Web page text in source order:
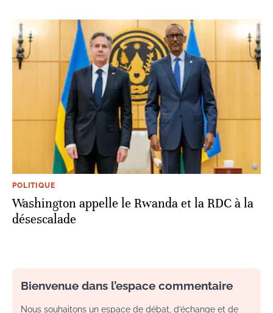
POLITIQUE
Washington appelle le Rwanda et la RDC à la
désescalade
Bienvenue dans l’espace commentaire
Nous souhaitons un espace de débat, d’échange et de